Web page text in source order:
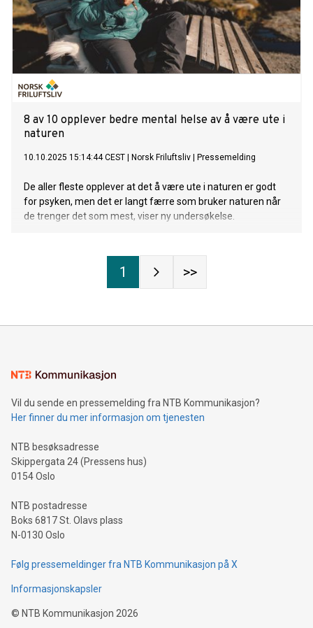
8 av 10 opplever bedre mental helse av å være ute i
naturen
10.10.2025 15:14:44 CEST Norsk Friluftsliv Pressemelding
De aller fleste opplever at det å være ute i naturen er godt
for psyken, men det er langt færre som bruker naturen når
de trenger det som mest, viser ny undersøkelse.
1 >>
Vil du sende en pressemelding fra NTB Kommunikasjon?
Her finner du mer informasjon om tjenesten
NTB besøksadresse
Skippergata 24 (Pressens hus)
0154 Oslo
NTB postadresse
Boks 6817 St. Olavs plass
N-0130 Oslo
Følg pressemeldinger fra NTB Kommunikasjon på X
Informasjonskapsler
© NTB Kommunikasjon 2026